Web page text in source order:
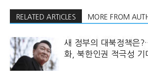
RELATED ARTICLES MORE FROM
새 정부의 대북정책은
화, 북한인권 적극성 기